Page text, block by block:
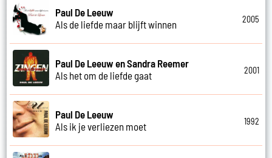
Paul De Leeuw
Als de liefde maar blijft winnen
2005
Paul De Leeuw en Sandra Reemer
Als het om de liefde gaat
2001
Paul De Leeuw
Als ik je verliezen moet
1992